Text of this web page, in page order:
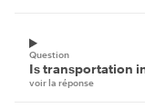
Question
Is transportation
voir la réponse